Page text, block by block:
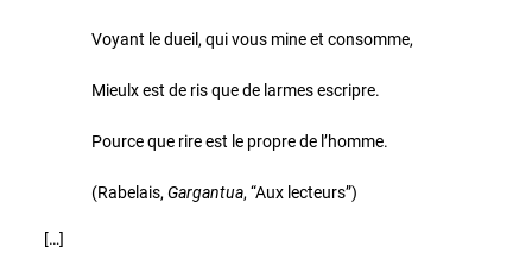
Voyant le dueil, qui vous mine et consomme,
Mieulx est de ris que de larmes escripre.
Pource que rire est le propre de l’homme.
(Rabelais, Gargantua, “Aux lecteurs”)
[…]